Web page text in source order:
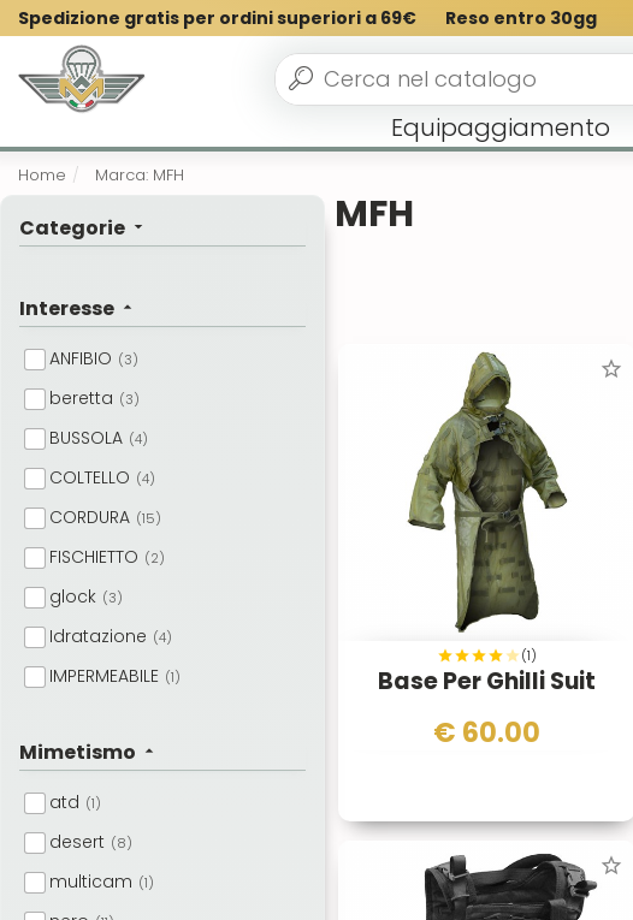
Spedizione gratis per ordini superiori a 69€ Reso entro 30gg
Equipaggiamento
Home Marca: MFH
Categorie
Interesse
ANFIBIO (3)
beretta (3)
BUSSOLA (4)
COLTELLO (4)
CORDURA (15)
FISCHIETTO (2)
glock (3)
Idratazione (4)
IMPERMEABILE (1)
MANIGLIA (1)
MULTIUSO
PISTOLA (2)
SNIPER (4)
Sopravvivenza
Mimetismo
atd (1)
desert (8)
multicam (1)
MFH
(1)
Base Per Ghilli Suit
€ 60.00